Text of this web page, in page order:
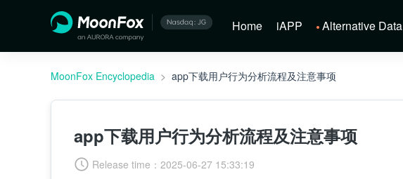
Home iAPP Alternative Data
MoonFox Encyclopedia > app下载用户行为分析流程及注意事项
app下载用户行为分析流程及注意事项
Release time： 2025-06-27 15:33:19